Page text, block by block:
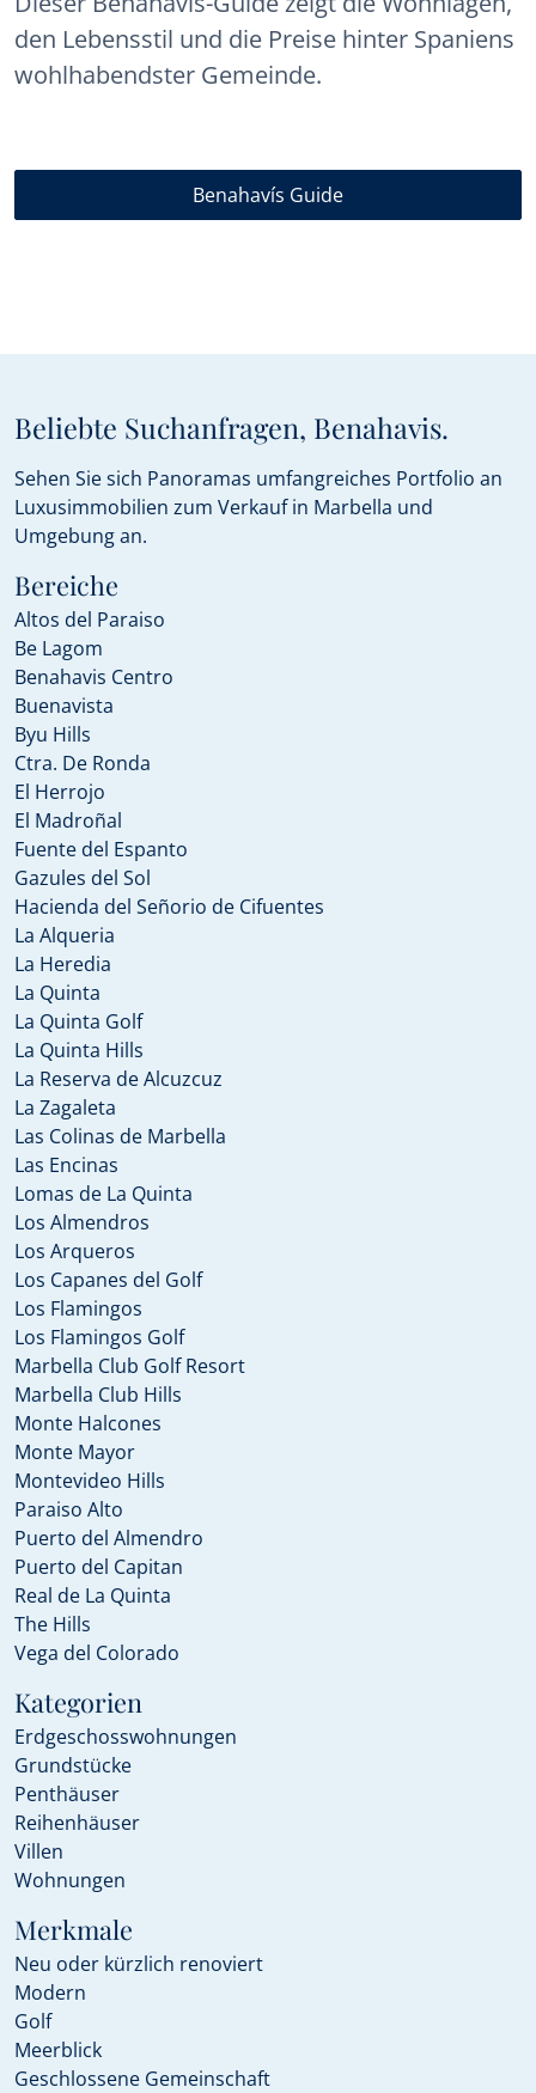
den Lebensstil und die Preise hinter Spaniens
wohlhabendster Gemeinde.
Benahavís Guide
Beliebte Suchanfragen, Benahavis.
Sehen Sie sich Panoramas umfangreiches Portfolio an
Luxusimmobilien zum Verkauf in Marbella und
Umgebung an.
Bereiche
Altos del Paraiso
Be Lagom
Benahavis Centro
Buenavista
Byu Hills
Ctra. De Ronda
El Herrojo
El Madroñal
Fuente del Espanto
Gazules del Sol
Hacienda del Señorio de Cifuentes
La Alqueria
La Heredia
La Quinta
La Quinta Golf
La Quinta Hills
La Reserva de Alcuzcuz
La Zagaleta
Las Colinas de Marbella
Las Encinas
Lomas de La Quinta
Los Almendros
Los Arqueros
Los Capanes del Golf
Los Flamingos
Los Flamingos Golf
Marbella Club Golf Resort
Marbella Club Hills
Monte Halcones
Monte Mayor
Montevideo Hills
Paraiso Alto
Puerto del Almendro
Puerto del Capitan
Real de La Quinta
The Hills
Vega del Colorado
Kategorien
Erdgeschosswohnungen
Grundstücke
Penthäuser
Reihenhäuser
Villen
Wohnungen
Merkmale
Neu oder kürzlich renoviert
Modern
Golf
Meerblick
Geschlossene Gemeinschaft